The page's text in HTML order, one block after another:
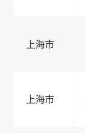
上海市
上海市